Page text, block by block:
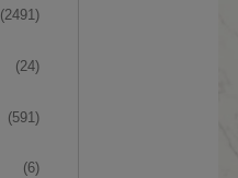
(2491)
(24)
(591)
(6)